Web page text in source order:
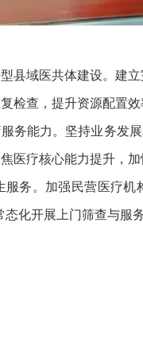
域医共体建设。建立
检查，提升资源配置
能力。坚持业务发展
医疗核心能力提升，
。加强民营医疗机构
化开展上门筛查与服